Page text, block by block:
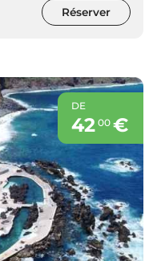
Réserver
DE
42 00€